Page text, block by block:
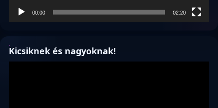
00:00 02:20
Kicsiknek és nagyoknak!